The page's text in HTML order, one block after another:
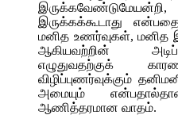
இருக்கவேண்டுமேயன்றி,
இருக்கக்கூடாது
மனித உணர்வுகள், மனித
ஆகியவற்றின்
எழுதுவதற்குக்
விழிப்புணர்வுக்கும்
அமையும்
ஆணித்தரமான வாதம்.